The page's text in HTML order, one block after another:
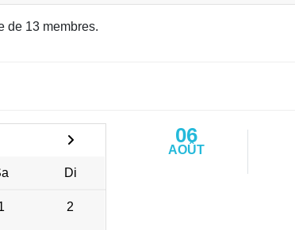
de 13 membres.
Di
2
06
AOÛT